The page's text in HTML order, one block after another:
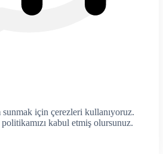
için çerezleri kullanıyoruz.
kabul etmiş olursunuz.